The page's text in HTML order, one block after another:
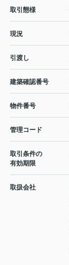
取引態様
現況
引渡し
建築確認番号
物件番号
管理コード
取引条件の
有効期限
取扱会社